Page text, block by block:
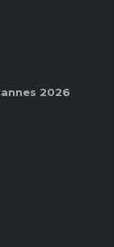
2026